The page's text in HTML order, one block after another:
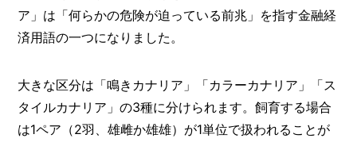
ア」は「何らかの危険が迫っている前兆」を指す金融経
済用語の一つになりました。
大きな区分は「鳴きカナリア」「カラーカナリア」「ス
タイルカナリア」の3種に分けられます。飼育する場合
は1ペア（2羽、雄雌か雄雄）が1単位で扱われることが